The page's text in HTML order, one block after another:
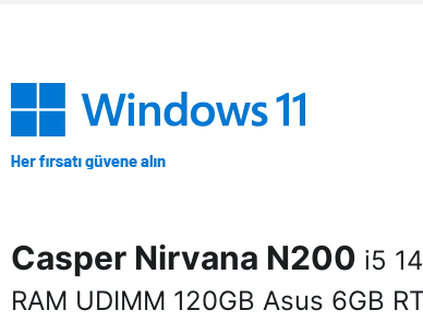
Casper Nirvana N200 i5
RAM UDIMM 120GB Asus 6GB